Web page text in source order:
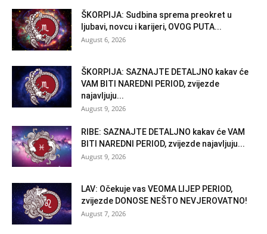
ŠKORPIJA: Sudbina sprema preokret u
ljubavi, novcu i karijeri, OVOG PUTA...
August 6, 2026
ŠKORPIJA: SAZNAJTE DETALJNO kakav će
VAM BITI NAREDNI PERIOD, zvijezde
najavljuju...
August 9, 2026
RIBE: SAZNAJTE DETALJNO kakav će VAM
BITI NAREDNI PERIOD, zvijezde najavljuju...
August 9, 2026
LAV: Očekuje vas VEOMA LIJEP PERIOD,
zvijezde DONOSE NEŠTO NEVJEROVATNO!
August 7, 2026